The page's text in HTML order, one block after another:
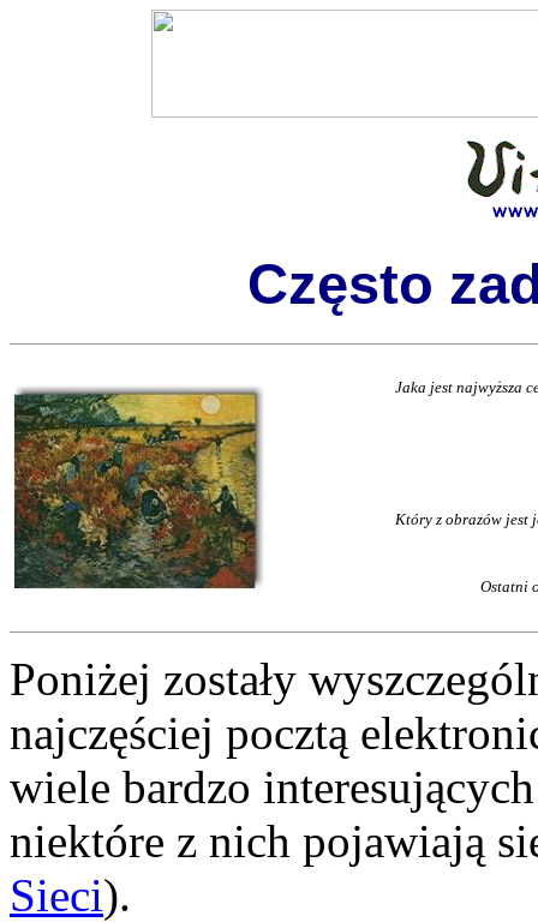
Często
Jaka jest najwyższa
Który z obrazów jest
Ostatni
Poniżej zostały
najczęściej pocztą
wiele bardzo
niektóre z nich pojawiają
Sieci).